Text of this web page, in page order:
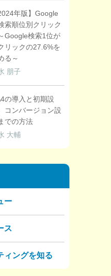
年版】Google
索順位別クリック
Google検索1位が
リックの27.6%を
る～
朋子
の導入と初期設
コンバージョン設
での方法
大輔
ー
ス
ィングを知る